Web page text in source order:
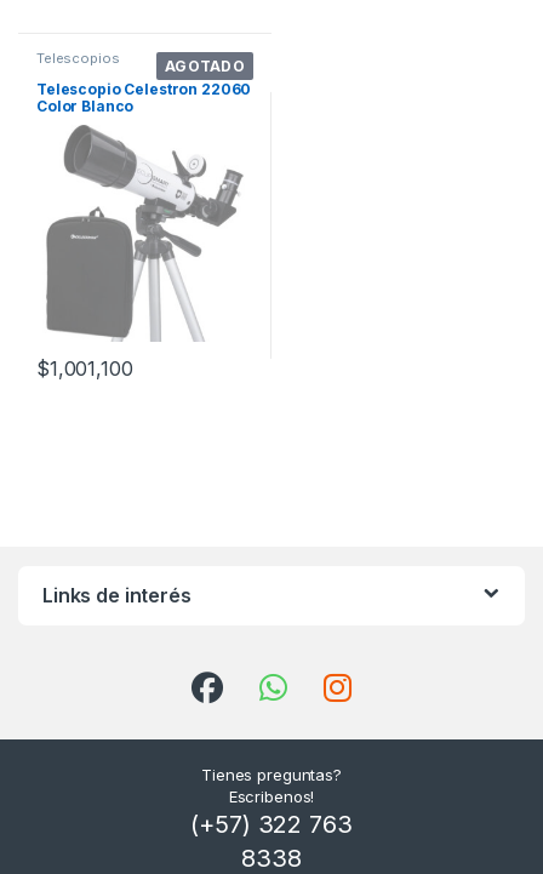
AGOTADO
Telescopios
Telescopio Celestron 22060
Color Blanco
$1,001,100
Links de interés
Tienes preguntas?
Escribenos!
(+57) 322 763
8338